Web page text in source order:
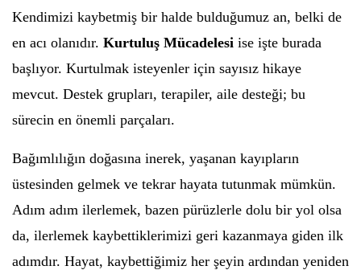
Kendimizi kaybetmiş bir halde bulduğumuz an, belki de
en acı olanıdır. Kurtuluş Mücadelesi ise işte burada
başlıyor. Kurtulmak isteyenler için sayısız hikaye
mevcut. Destek grupları, terapiler, aile desteği; bu
sürecin en önemli parçaları.
Bağımlılığın doğasına inerek, yaşanan kayıpların
üstesinden gelmek ve tekrar hayata tutunmak mümkün.
Adım adım ilerlemek, bazen pürüzlerle dolu bir yol olsa
da, ilerlemek kaybettiklerimizi geri kazanmaya giden ilk
adımdır. Hayat, kaybettiğimiz her şeyin ardından yeniden